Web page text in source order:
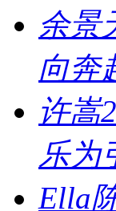
余景
向奔
许嵩
乐为
Ella